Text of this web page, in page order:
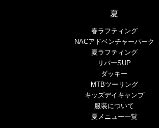
夏
春ラフティング
NACアドベンチャーパーク
夏ラフティング
リバーSUP
ダッキー
MTBツーリング
キッズデイキャンプ
服装について
夏メニュー一覧